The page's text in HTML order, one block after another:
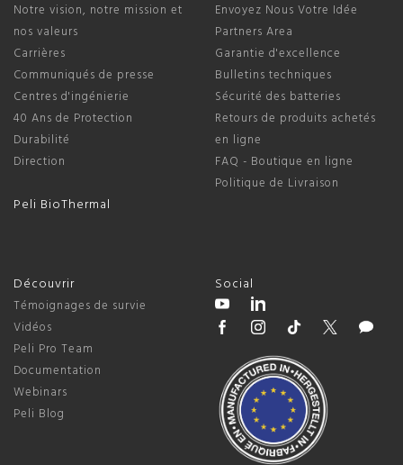
Notre vision, notre mission et
nos valeurs
Carrières
Communiqués de presse
Centres d'ingénierie
40 Ans de Protection
Durabilité
Direction
Peli BioThermal
Envoyez Nous Votre Idée
Partners Area
Garantie d'excellence
Bulletins techniques
Sécurité des batteries
Retours de produits achetés
en ligne
FAQ - Boutique en ligne
Politique de Livraison
Découvrir
Témoignages de survie
Vidéos
Peli Pro Team
Documentation
Webinars
Peli Blog
Social